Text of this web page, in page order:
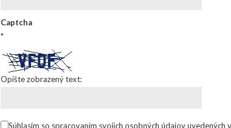
Captcha
*
Opíšte zobrazený text:
Súhlasím so spracovaním svojich osobných údajov